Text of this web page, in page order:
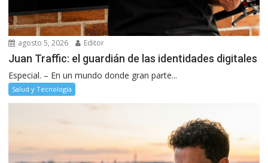
agosto 5, 2026 Editor
Juan Traffic: el guardián de las identidades digitales
Especial. – En un mundo donde gran parte...
Salud y Tecnología